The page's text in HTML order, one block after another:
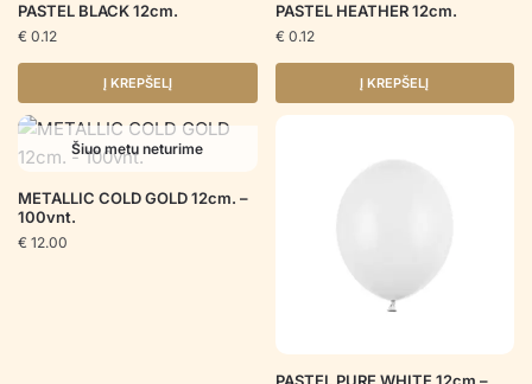
PASTEL BLACK 12cm.
€ 0.12
Į KREPŠELĮ
PASTEL HEATHER 12cm.
€ 0.12
Į KREPŠELĮ
Šiuo metu neturime
METALLIC COLD GOLD 12cm. –
100vnt.
€ 12.00
PASTEL PURE WHITE 12cm –